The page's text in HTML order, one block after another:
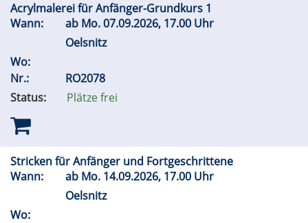
Acrylmalerei für Anfänger-Grundkurs 1
Wann:
ab Mo.07.09.2026, 17.00 Uhr
Oelsnitz
Wo:
Nr.:
RO2078
Status:
Plätze frei
Stricken für Anfänger und Fortgeschrittene
Wann:
ab Mo. 14.09.2026, 17.00 Uhr
Oelsnitz
Wo: